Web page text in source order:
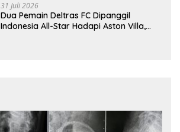
31 Juli 2026
Dua Pemain Deltras FC Dipanggil
Indonesia All-Star Hadapi Aston Villa,